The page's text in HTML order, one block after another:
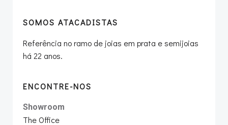
SOMOS ATACADISTAS
Referência no ramo de joias em prata e semijoias
há 22 anos.
ENCONTRE-NOS
Showroom
The Office